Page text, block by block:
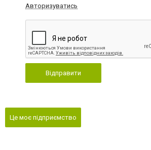
Авторизуватись
Відправити
Це моє підприємство